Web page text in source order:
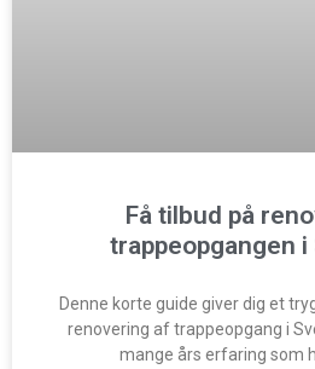
Få tilbud på
trappeopgangen
Denne korte guide giver dig et
renovering af trappeopgang i
mange års erfaring som